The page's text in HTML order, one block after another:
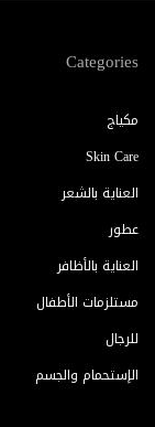
Categories
مكياج
Skin Care
العناية بالشعر
عطور
العناية بالأظافر
مستلزمات الأطفال
للرجال
الإستحمام والجسم